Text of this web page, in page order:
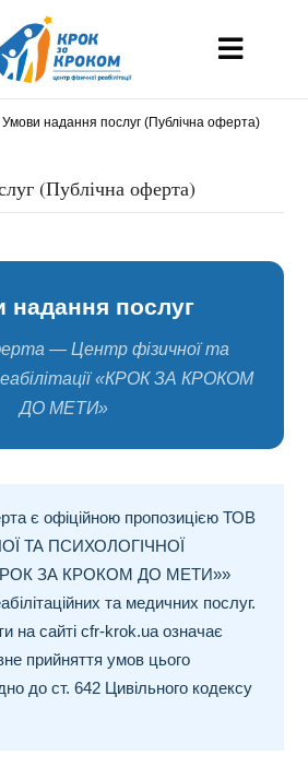
Умови надання послуг (Публічна оферта)
(Публічна оферта)
надання послуг
— Центр фізичної та
«КРОК ЗА КРОКОМ
ДО МЕТИ»
є офіційною пропозицією ТОВ
ТА ПСИХОЛОГІЧНОЇ
ЗА КРОКОМ ДО МЕТИ»»
та медичних послуг.
на сайті cfr-krok.ua означає
прийняття умов цього
до ст. 642 Цивільного кодексу